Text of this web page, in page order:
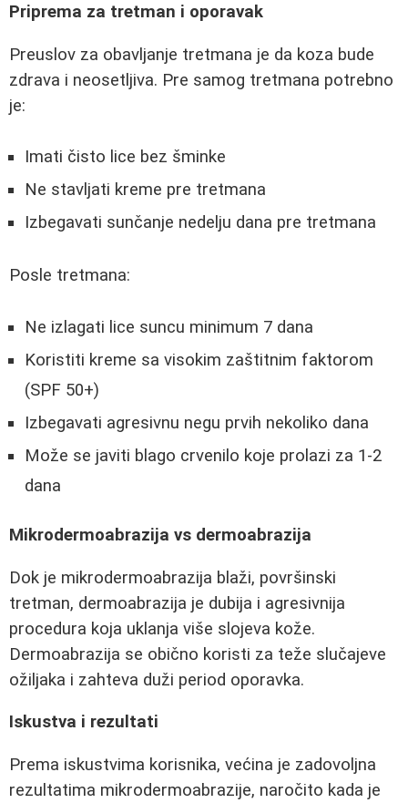
Priprema za tretman i oporavak
Preuslov za obavljanje tretmana je da koza bude
zdrava i neosetljiva. Pre samog tretmana potrebno
je:
Imati čisto lice bez šminke
Ne stavljati kreme pre tretmana
Izbegavati sunčanje nedelju dana pre tretmana
Posle tretmana:
Ne izlagati lice suncu minimum 7 dana
Koristiti kreme sa visokim zaštitnim faktorom
(SPF 50+)
Izbegavati agresivnu negu prvih nekoliko dana
Može se javiti blago crvenilo koje prolazi za 1-2
dana
Mikrodermoabrazija vs dermoabrazija
Dok je mikrodermoabrazija blaži, površinski
tretman, dermoabrazija je dubija i agresivnija
procedura koja uklanja više slojeva kože.
Dermoabrazija se obično koristi za teže slučajeve
ožiljaka i zahteva duži period oporavka.
Iskustva i rezultati
Prema iskustvima korisnika, većina je zadovoljna
rezultatima mikrodermoabrazije, naročito kada je